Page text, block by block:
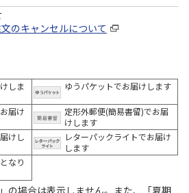
のキャンセルについて
しま
ゆうパケットでお届けします
届け
定形外郵便(簡易書留)でお届
けします
けし
レターパックライトでお届け
します
なり
の場合は表示しません。また、「夏期